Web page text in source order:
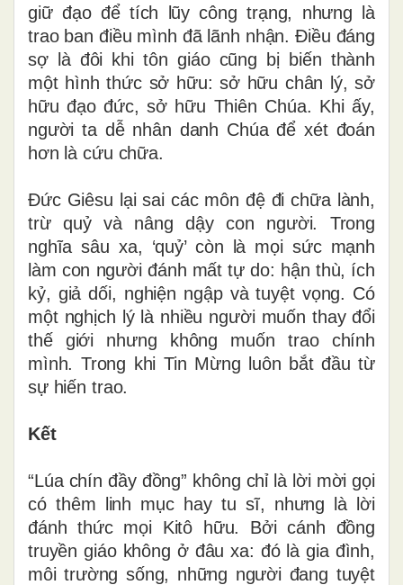
giữ đạo để tích lũy công trạng, nhưng là
trao ban điều mình đã lãnh nhận. Điều đáng
sợ là đôi khi tôn giáo cũng bị biến thành
một hình thức sở hữu: sở hữu chân lý, sở
hữu đạo đức, sở hữu Thiên Chúa. Khi ấy,
người ta dễ nhân danh Chúa để xét đoán
hơn là cứu chữa.
Đức Giêsu lại sai các môn đệ đi chữa lành,
trừ quỷ và nâng dậy con người. Trong
nghĩa sâu xa, ‘quỷ’ còn là mọi sức mạnh
làm con người đánh mất tự do: hận thù, ích
kỷ, giả dối, nghiện ngập và tuyệt vọng. Có
một nghịch lý là nhiều người muốn thay đổi
thế giới nhưng không muốn trao chính
mình. Trong khi Tin Mừng luôn bắt đầu từ
sự hiến trao.
Kết
“Lúa chín đầy đồng” không chỉ là lời mời gọi
có thêm linh mục hay tu sĩ, nhưng là lời
đánh thức mọi Kitô hữu. Bởi cánh đồng
truyền giáo không ở đâu xa: đó là gia đình,
môi trường sống, những người đang tuyệt